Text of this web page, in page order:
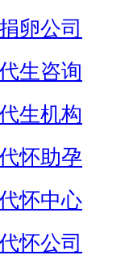
卵公司
生咨询
生机构
怀助孕
怀中心
怀公司